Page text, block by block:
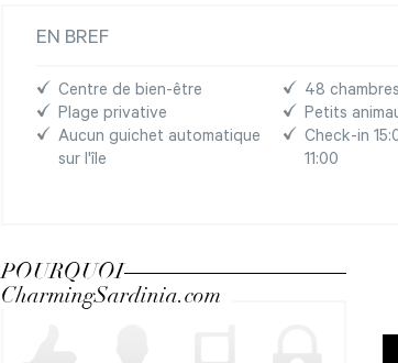
EN BREF
Centre de bien-être
48 chambres
Plage privative
Petits
Aucun guichet automatique
sur l'île
Check-in
11:00
POURQUOI
CharmingSardinia.com